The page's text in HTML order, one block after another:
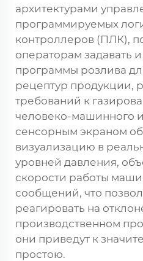
архитектурами
программируемых
контроллеров (ПЛК),
операторам задавать
программы розлива
рецептур продукции,
требований к
человеко-машинного
сенсорным экраном
визуализацию в
уровней давления,
скорости работы
сообщений, что
реагировать на
производственном
они приведут к
простою.